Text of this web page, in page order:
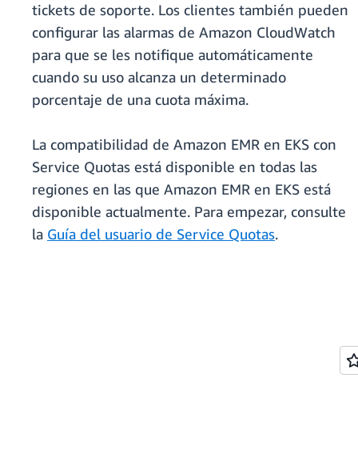
tickets de soporte. Los clientes también pueden
configurar las alarmas de Amazon CloudWatch
para que se les notifique automáticamente
cuando su uso alcanza un determinado
porcentaje de una cuota máxima.
La compatibilidad de Amazon EMR en EKS con
Service Quotas está disponible en todas las
regiones en las que Amazon EMR en EKS está
disponible actualmente. Para empezar, consulte
la Guía del usuario de Service Quotas.